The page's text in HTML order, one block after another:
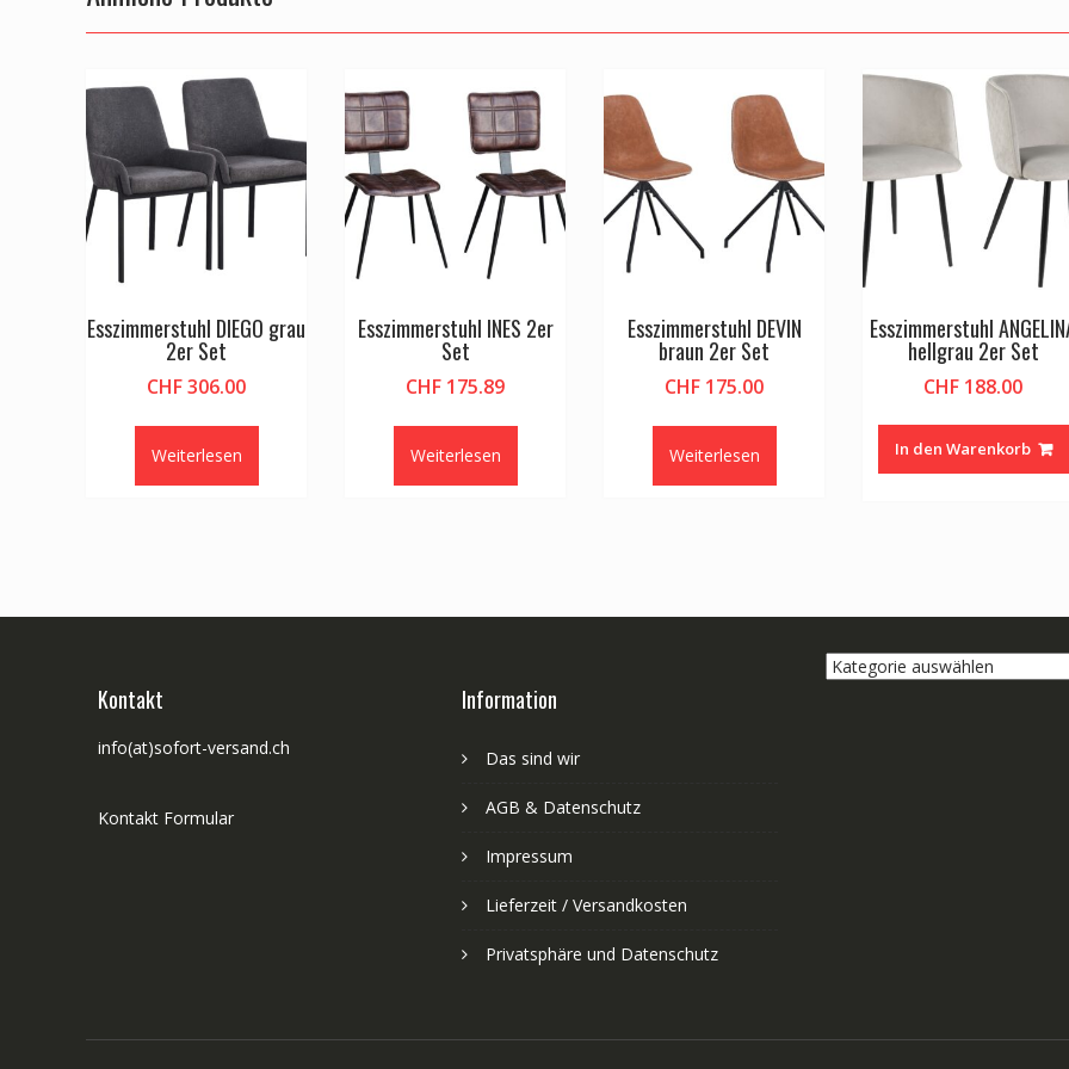
Esszimmerstuhl DIEGO grau
2er Set
CHF306.00
Weiterlesen
Esszimmerstuhl INES 2er
Set
CHF 175.89
Weiterlesen
Esszimmerstuhl DEVIN
braun 2er Set
CHF 175.00
Weiterlesen
Esszimmerstuhl
hellgrau 2er Set
CHF 188.00
In den Warenkorb
Kontakt
info(at)sofort-versand.ch
Kontakt Formular
Information
Das sind wir
AGB & Datenschutz
Impressum
Lieferzeit / Versandkosten
Privatsphäre und Datenschutz
Kategorie